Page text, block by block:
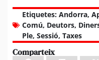
Etiquetes: Andorra,
Comú, Deutors,
Ple, Sessió, Taxes
Comparteix